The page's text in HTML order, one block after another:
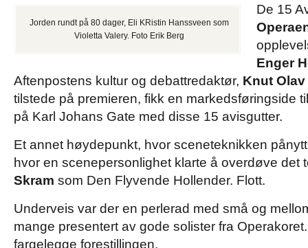
Jorden rundt på 80 dager, Eli KRistin Hanssveen som
Violetta Valery. Foto Erik Berg
De 15
Enger
Aftenpostens kultur og debattredaktør, Knut
tilstede på premieren, fikk en markedsføringside
på Karl Johans Gate med disse 15 avisgutter.
Et annet høydepunkt, hvor sceneteknikken
hvor en scenepersonlighet klarte å overdøve det
Skram som Den Flyvende Hollender. Flott.
Underveis var der en perlerad med små og
mange presentert av gode solister fra
fargelegge forestillingen.